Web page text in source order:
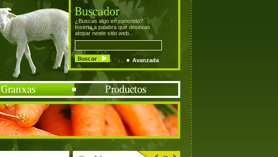
¿Buscas algo en concreto?
Inserta a palabra que desexas
atopar neste sitio web...
Avanzada